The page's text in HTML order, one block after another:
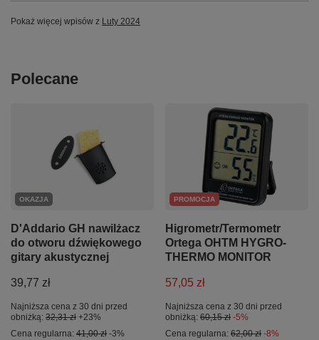
Pokaż więcej wpisów z Luty 2024
Polecane
OKAZJA
D'Addario GH nawilżacz
do otworu dźwiękowego
gitary akustycznej
39,77 zł
Najniższa cena z 30 dni przed
obniżką: 32,31 zł +23%
Cena regularna: 41,00 zł -3%
PROMOCJA
Higrometr/Termometr
Ortega OHTM HYGRO-
THERMO MONITOR
57,05 zł
Najniższa cena z 30 dni przed
obniżką: 60,15 zł -5%
Cena regularna: 62,00 zł -8%